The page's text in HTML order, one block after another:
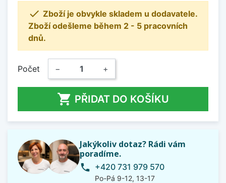
 Zboží je obvykle skladem u dodavatele.
Zboží odešleme během 2 - 5 pracovních
dnů.
Počet − +
 PŘIDAT DO KOŠÍKU
Jakýkoliv dotaz? Rádi vám
poradíme.
phone +420 731 979 570
Po-Pá 9-12, 13-17